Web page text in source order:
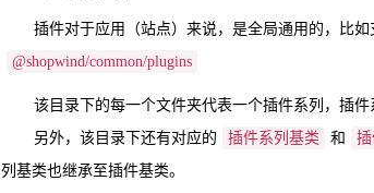
插件对于应用（站点）来说，是全局通用的，比
@shopwind/common/plugins
该目录下的每一个文件夹代表一个插件系列，插
另外，该目录下还有对应的
插件系列基类 和 插
列基类也继承至插件基类。